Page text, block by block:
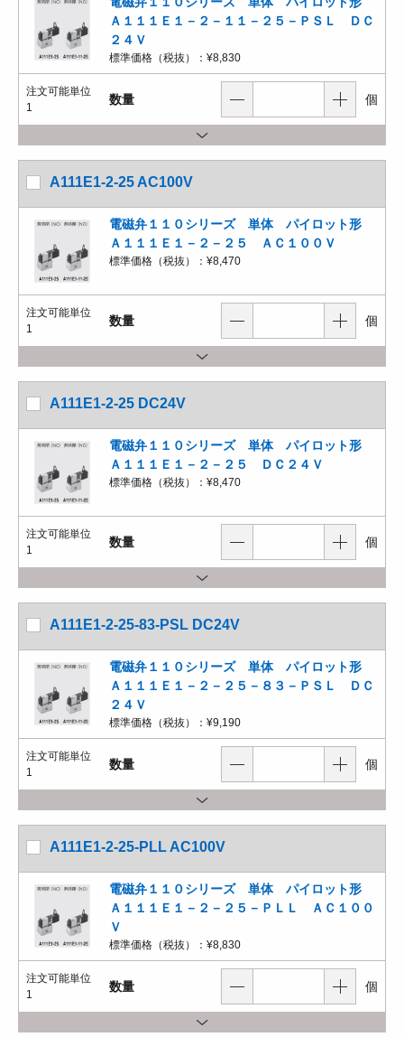
Ａ１１１Ｅ１－２－１１－２５－ＰＳＬ ＤＣ
２４Ｖ
標準価格（税抜）： ¥8,830
注文可能単位
1
数量 個
A111E1-2-25 AC100V
電磁弁１１０シリーズ 単体 パイロット形
Ａ１１１Ｅ１－２－２５ ＡＣ１００Ｖ
標準価格（税抜）： ¥8,470
注文可能単位
1
数量 個
A111E1-2-25 DC24V
電磁弁１１０シリーズ 単体 パイロット形
Ａ１１１Ｅ１－２－２５ ＤＣ２４Ｖ
標準価格（税抜）： ¥8,470
注文可能単位
1
数量 個
A111E1-2-25-83-PSL DC24V
電磁弁１１０シリーズ 単体 パイロット形
Ａ１１１Ｅ１－２－２５－８３－ＰＳＬ ＤＣ
２４Ｖ
標準価格（税抜）： ¥9,190
注文可能単位
1
数量 個
A111E1-2-25-PLL AC100V
電磁弁１１０シリーズ 単体 パイロット形
Ａ１１１Ｅ１－２－２５－ＰＬＬ ＡＣ１００
Ｖ
標準価格（税抜）： ¥8,830
注文可能単位
1
数量 個